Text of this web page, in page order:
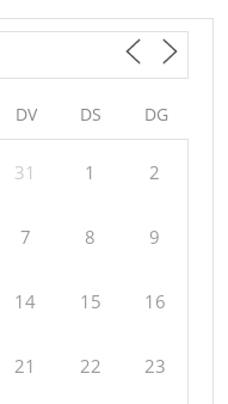
DV DS DG
31 1 2
7 8 9
14 15 16
21 22 23